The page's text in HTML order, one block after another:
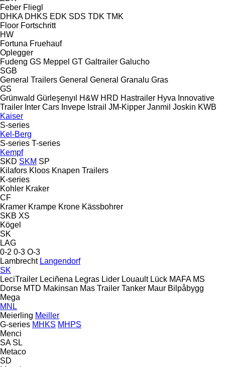
Feber Fliegl
DHKA DHKS EDK SDS TDK TMK
Floor Fortschritt
HW
Fortuna Fruehauf
Oplegger
Fudeng GS Meppel GT Galtrailer Galucho
SGB
General Trailers General General Granalu Gras
GS
Grünwald Gürleşenyıl H&W HRD Hastrailer Hyva Innovative
Trailer Inter Cars Invepe Istrail JM-Kipper Janmil Joskin KWB
Kaiser
S-series
Kel-Berg
S-series T-series
Kempf
SKD SKM SP
Kilafors Kloos Knapen Trailers
K-series
Kohler Kraker
CF
Kramer Krampe Krone Kässbohrer
SKB XS
Kögel
SK
LAG
0-2 0-3 O-3
Lambrecht Langendorf
SK
LeciTrailer Leciñena Legras Lider Louault Lück MAFA MS
Dorse MTD Makinsan Mas Trailer Tanker Maur Bilpåbygg
Mega
MNL
Meierling Meiller
G-series MHKS MHPS
Menci
SA SL
Metaco
SD